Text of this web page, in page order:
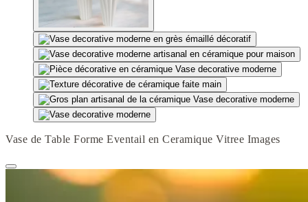
Vase de Table Forme Eventail en Ceramique Vitree Images